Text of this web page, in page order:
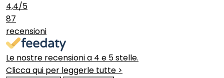
4,4/5
87
recensioni
Le nostre recensioni a 4 e 5 stelle.
Clicca qui per leggerle tutte >